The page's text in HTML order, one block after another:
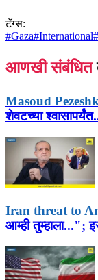
टॅग्स:
#Gaza#International#
आणखी संबंधित
Masoud
शेवटच्या
Iran threat to
आम्ही तुम्हाला...";